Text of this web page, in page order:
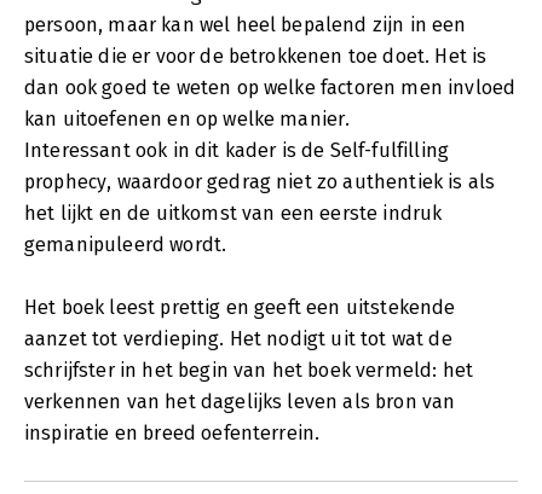
persoon, maar kan wel heel bepalend zijn in een
situatie die er voor de betrokkenen toe doet. Het is
dan ook goed te weten op welke factoren men invloed
kan uitoefenen en op welke manier.
Interessant ook in dit kader is de Self-fulfilling
prophecy, waardoor gedrag niet zo authentiek is als
het lijkt en de uitkomst van een eerste indruk
gemanipuleerd wordt.
Het boek leest prettig en geeft een uitstekende
aanzet tot verdieping. Het nodigt uit tot wat de
schrijfster in het begin van het boek vermeld: het
verkennen van het dagelijks leven als bron van
inspiratie en breed oefenterrein.